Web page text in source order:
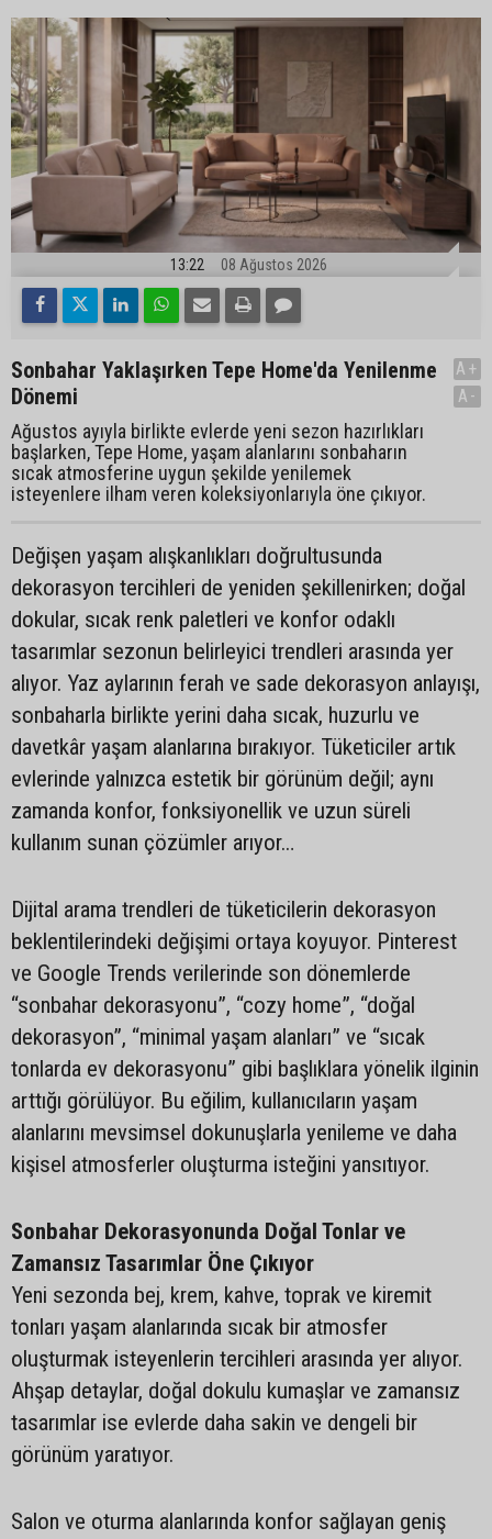
13:22 08 Ağustos 2026
Sonbahar Yaklaşırken Tepe Home'da Yenilenme
Dönemi
Ağustos ayıyla birlikte evlerde yeni sezon hazırlıkları
başlarken, Tepe Home, yaşam alanlarını sonbaharın
sıcak atmosferine uygun şekilde yenilemek
isteyenlere ilham veren koleksiyonlarıyla öne çıkıyor.
A+
A-
Değişen yaşam alışkanlıkları doğrultusunda
dekorasyon tercihleri de yeniden şekillenirken; doğal
dokular, sıcak renk paletleri ve konfor odaklı
tasarımlar sezonun belirleyici trendleri arasında yer
alıyor. Yaz aylarının ferah ve sade dekorasyon anlayışı,
sonbaharla birlikte yerini daha sıcak, huzurlu ve
davetkâr yaşam alanlarına bırakıyor. Tüketiciler artık
evlerinde yalnızca estetik bir görünüm değil; aynı
zamanda konfor, fonksiyonellik ve uzun süreli
kullanım sunan çözümler arıyor…
Dijital arama trendleri de tüketicilerin dekorasyon
beklentilerindeki değişimi ortaya koyuyor. Pinterest
ve Google Trends verilerinde son dönemlerde
“sonbahar dekorasyonu”, “cozy home”, “doğal
dekorasyon”, “minimal yaşam alanları” ve “sıcak
tonlarda ev dekorasyonu” gibi başlıklara yönelik ilginin
arttığı görülüyor. Bu eğilim, kullanıcıların yaşam
alanlarını mevsimsel dokunuşlarla yenileme ve daha
kişisel atmosferler oluşturma isteğini yansıtıyor.
Sonbahar Dekorasyonunda Doğal Tonlar ve
Zamansız Tasarımlar Öne Çıkıyor
Yeni sezonda bej, krem, kahve, toprak ve kiremit
tonları yaşam alanlarında sıcak bir atmosfer
oluşturmak isteyenlerin tercihleri arasında yer alıyor.
Ahşap detaylar, doğal dokulu kumaşlar ve zamansız
tasarımlar ise evlerde daha sakin ve dengeli bir
görünüm yaratıyor.
Salon ve oturma alanlarında konfor sağlayan geniş